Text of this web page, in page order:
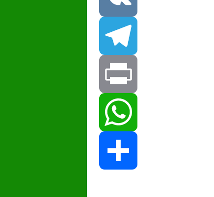
VK
Telegram
Print
WhatsApp